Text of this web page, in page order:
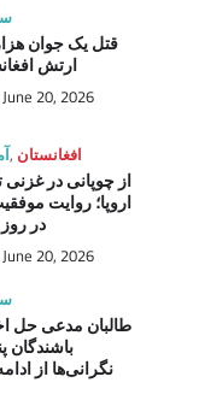
قتل یک جوان
ارتش
June 20, 2026
, افغانستان
از چوپانی در
اروپا؛ روایت
در
June 20, 2026
طالبان مدعی حل
باشندگان
نگرانی‌ها از